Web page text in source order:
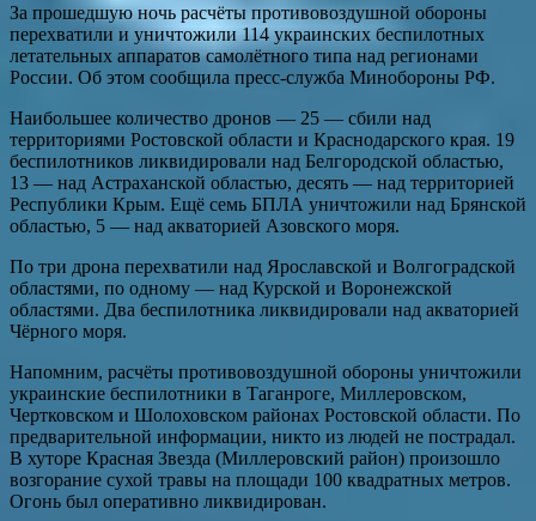
За прошедшую ночь расчёты противовоздушной обороны
перехватили и уничтожили 114 украинских беспилотных
летательных аппаратов самолётного типа над регионами
России. Об этом сообщила пресс-служба Минобороны РФ.
Наибольшее количество дронов — 25 — сбили над
территориями Ростовской области и Краснодарского края. 19
беспилотников ликвидировали над Белгородской областью,
13 — над Астраханской областью, десять — над территорией
Республики Крым. Ещё семь БПЛА уничтожили над Брянской
областью, 5 — над акваторией Азовского моря.
По три дрона перехватили над Ярославской и Волгоградской
областями, по одному — над Курской и Воронежской
областями. Два беспилотника ликвидировали над акваторией
Чёрного моря.
Напомним, расчёты противовоздушной обороны уничтожили
украинские беспилотники в Таганроге, Миллеровском,
Чертковском и Шолоховском районах Ростовской области. По
предварительной информации, никто из людей не пострадал.
В хуторе Красная Звезда (Миллеровский район) произошло
возгорание сухой травы на площади 100 квадратных метров.
Огонь был оперативно ликвидирован.